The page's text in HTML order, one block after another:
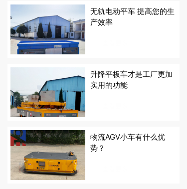
无轨电动平车 提高您的生
产效率
升降平板车才是工厂更加
实用的功能
物流AGV小车有什么优
势？